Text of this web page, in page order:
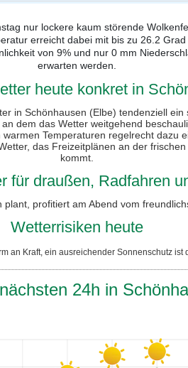
nur lockere kaum störende
erreicht dabei mit bis zu 26.2
von 9% und nur 0 mm
erwarten werden.
heute konkret in
in Schönhausen (Elbe) tendenziell
dem das Wetter weitgehend
Temperaturen regelrecht dazu
das Freizeitplänen an der
kommt.
für draußen, Radfahren
profitiert am Abend vom
Wetterrisiken heute
an Kraft, ein ausreichender Sonnenschutz ist
24h in